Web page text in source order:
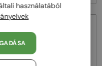
48/72
használatából